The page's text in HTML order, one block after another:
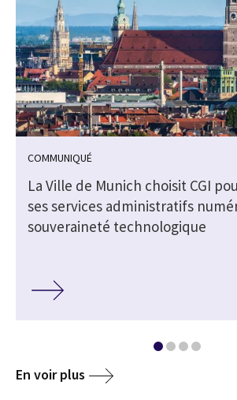
COMMUNIQUÉ
La Ville de Munich choisit CGI
ses services administratifs
souveraineté technologique
En voir plus